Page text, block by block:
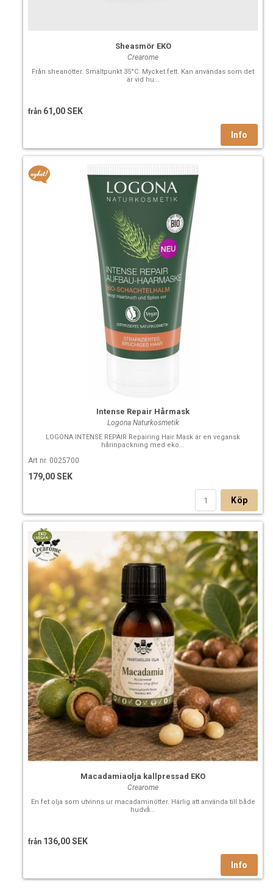
Sheasmör EKO
Crearome
Från sheanötter. Smältpunkt 35°C. Mycket fett. Kan användas som det
är vid hu...
från 61,00 SEK
Intense Repair Hårmask
Logona Naturkosmetik
LOGONA INTENSE REPAIR Repairing Hair Mask är en vegansk
hårinpackning med eko...
Art nr. 0025700
179,00 SEK
Köp
Macadamiaolja kallpressad EKO
Crearome
En fet olja som utvinns ur macadaminötter. Härlig att använda till både
hudvå...
från 136,00 SEK